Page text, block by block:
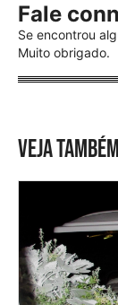
Fale
Se encontrou
Muito obrigado.
VEJA TAMBÉM